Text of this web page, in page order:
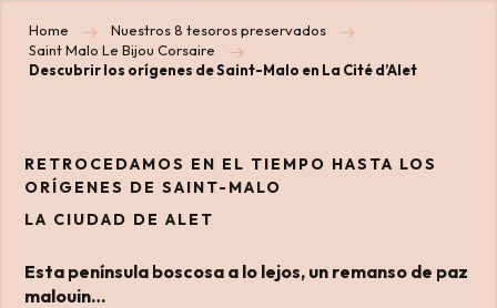
Home
Nuestros 8 tesoros preservados
Saint Malo Le Bijou Corsaire
Descubrir los orígenes de Saint-Malo en La Cité d’Alet
RETROCEDAMOS EN EL TIEMPO HASTA LOS
ORÍGENES DE SAINT-MALO
LA CIUDAD DE ALET
Esta península boscosa a lo lejos, un remanso de paz
malouin…